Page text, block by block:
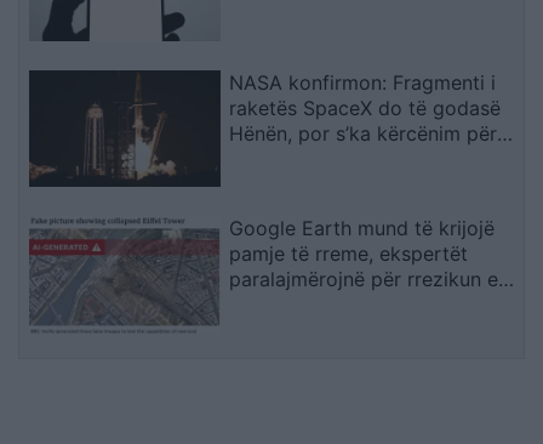
NASA konfirmon: Fragmenti i
raketës SpaceX do të godasë
Hënën, por s’ka kërcënim për
Google Earth mund të krijojë
pamje të rreme, ekspertët
paralajmërojnë për rrezikun e